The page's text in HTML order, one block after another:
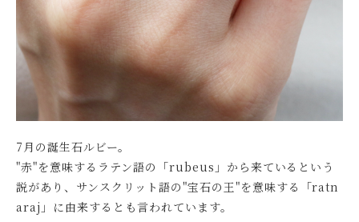
7月の誕生石ルビー。
"赤"を意味するラテン語の「rubeus」から来ているという
説があり、サンスクリット語の"宝石の王"を意味する「ratn
araj」に由来するとも言われています。